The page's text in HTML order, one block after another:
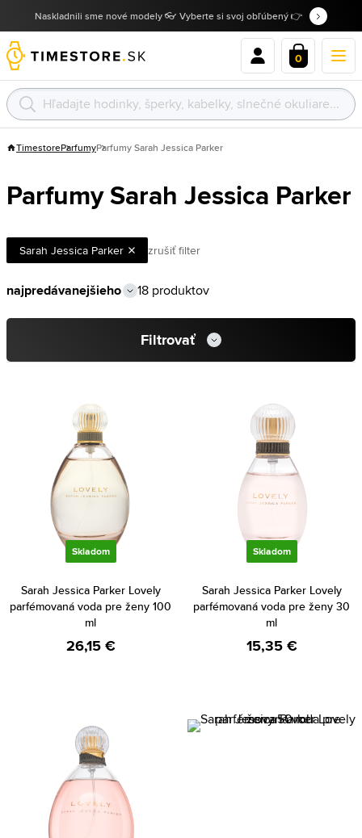
Naskladnili sme nové modely 👓 Vyberte si svoj obľúbený 👉
0
TimestoreParfumyParfumy Sarah Jessica Parker
Parfumy Sarah Jessica Parker
Sarah Jessica Parker zrušiť filter
18 produktov
Filtrovať
Skladom
Sarah Jessica Parker Lovely
parfémovaná voda pre ženy 100
ml
26,15 €
Skladom
Sarah Jessica Parker Lovely
parfémovaná voda pre ženy 30
ml
15,35 €